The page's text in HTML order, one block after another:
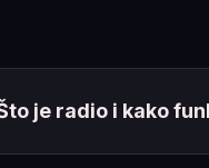
je radio i kako